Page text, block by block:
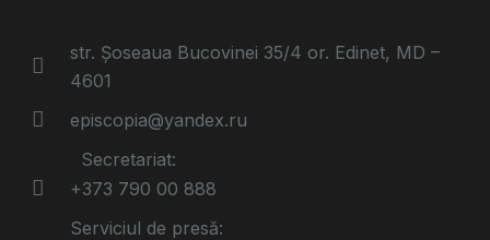
str. Șoseaua Bucovinei 35/4 or. Edinet, MD –
4601
episcopia@yandex.ru
Secretariat:
+373 790 00 888
Serviciul de presă: